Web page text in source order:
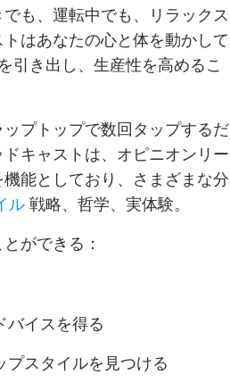
も、運転中でも、リラックス
はあなたの心と体を動かして
引き出し、生産性を高めるこ
プトップで数回タップするだ
キャストは、オピニオンリー
能としており、さまざまな分
ル 戦略、哲学、実体験。
ができる：
バイスを得る
プスタイルを見つける